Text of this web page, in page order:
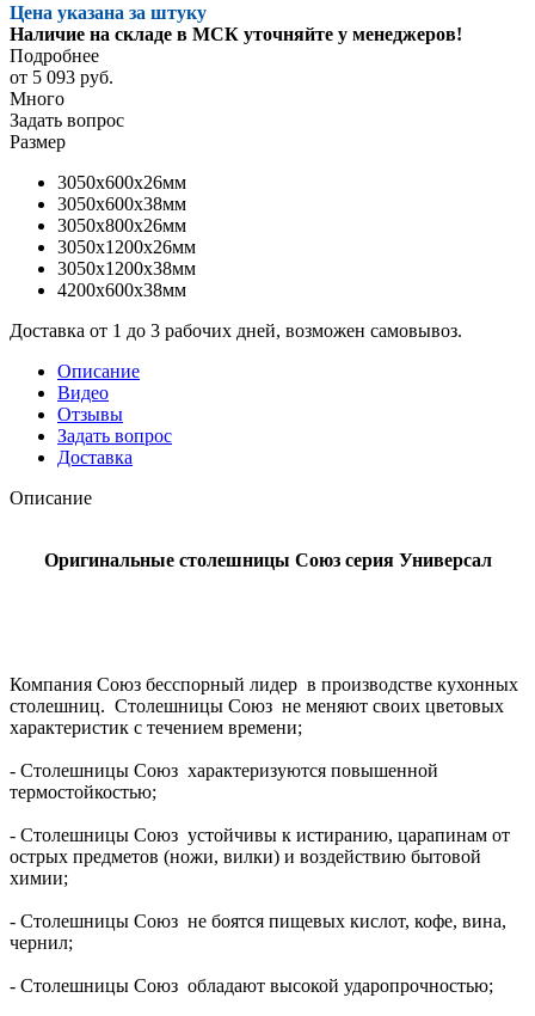
Цена указана за штуку
Наличие на складе в МСК уточняйте у менеджеров!
Подробнее
от 5 093 руб.
Много
Задать вопрос
Размер
3050x600x26мм
3050x600x38мм
3050x800x26мм
3050x1200x26мм
3050x1200x38мм
4200x600x38мм
Доставка от 1 до 3 рабочих дней, возможен самовывоз.
Описание
Видео
Отзывы
Задать вопрос
Доставка
Описание
Оригинальные столешницы Союз серия Универсал
Компания Союз бесспорный лидер в производстве кухонных
столешниц. Столешницы Союз не меняют своих цветовых
характеристик с течением времени;
- Столешницы Союз характеризуются повышенной
термостойкостью;
- Столешницы Союз устойчивы к истиранию, царапинам от
острых предметов (ножи, вилки) и воздействию бытовой
химии;
- Столешницы Союз не боятся пищевых кислот, кофе, вина,
чернил;
- Столешницы Союз обладают высокой ударопрочностью;